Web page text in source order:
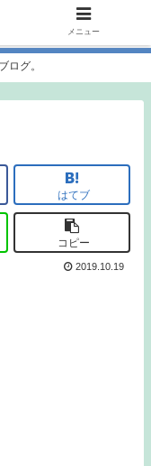
ログ。
はてブ
コピー
2019.10.19
メニュー